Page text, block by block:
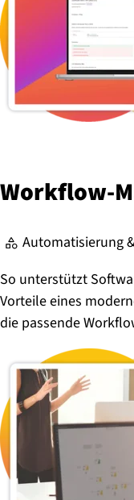
Work­flow-
Automatisierung
So unterstützt
Vorteile eines
die passende